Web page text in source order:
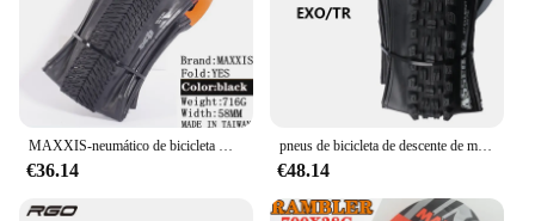
MAXXIS-neumático de bicicleta DTH(M147P), 26x2,3, 26x2,15, 20x1,75, para bicicletas de montaña, EXO, borde de Piel negro completo y profundo
€36.14
pneus de bicicleta de descente de montaña MAXXIS pneus de bicicleta antipinchazos 27.5 29 para todas as condições de descente enduro de trail
€48.14